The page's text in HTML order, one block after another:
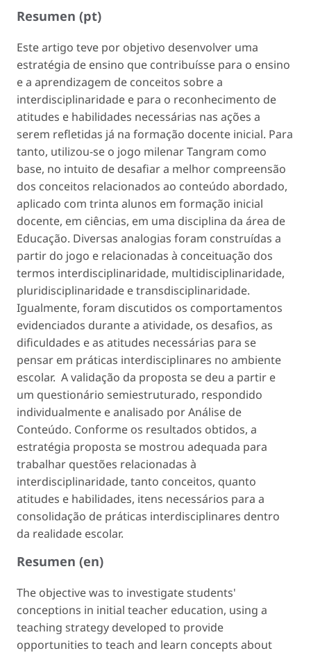
Resumen (pt)
Este artigo teve por objetivo desenvolver uma
estratégia de ensino que contribuísse para o ensino
e a aprendizagem de conceitos sobre a
interdisciplinaridade e para o reconhecimento de
atitudes e habilidades necessárias nas ações a
serem refletidas já na formação docente inicial. Para
tanto, utilizou-se o jogo milenar Tangram como
base, no intuito de desafiar a melhor compreensão
dos conceitos relacionados ao conteúdo abordado,
aplicado com trinta alunos em formação inicial
docente, em ciências, em uma disciplina da área de
Educação. Diversas analogias foram construídas a
partir do jogo e relacionadas à conceituação dos
termos interdisciplinaridade, multidisciplinaridade,
pluridisciplinaridade etransdisciplinaridade.
Igualmente, foram discutidos os comportamentos
evidenciados durante a atividade, os desafios, as
dificuldades e as atitudes necessárias para se
pensar em práticas interdisciplinares no ambiente
escolar. A validação da proposta se deu a partir e
um questionário semiestruturado, respondido
individualmente e analisado por Análise de
Conteúdo. Conforme os resultados obtidos, a
estratégia proposta se mostrou adequada para
trabalhar questões relacionadas à
interdisciplinaridade, tanto conceitos, quanto
atitudes e habilidades, itens necessários para a
consolidação de práticas interdisciplinares dentro
da realidade escolar.
Resumen (en)
The objective was to investigate students'
conceptions in initial teacher education, using a
teaching strategy developed to provide
opportunities to teach and learn concepts about